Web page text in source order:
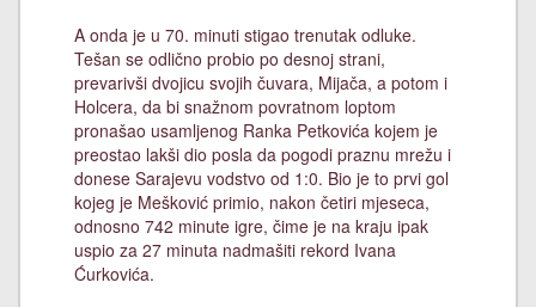
A onda je u 70. minuti stigao trenutak odluke.
Tešan se odlično probio po desnoj strani,
prevarivši dvojicu svojih čuvara, Mijača, a potom i
Holcera, da bi snažnom povratnom loptom
pronašao usamljenog Ranka Petkovića kojem je
preostao lakši dio posla da pogodi praznu mrežu i
donese Sarajevu vodstvo od 1:0. Bio je to prvi gol
kojeg je Mešković primio, nakon četiri mjeseca,
odnosno 742 minute igre, čime je na kraju ipak
uspio za 27 minuta nadmašiti rekord Ivana
Ćurkovića.